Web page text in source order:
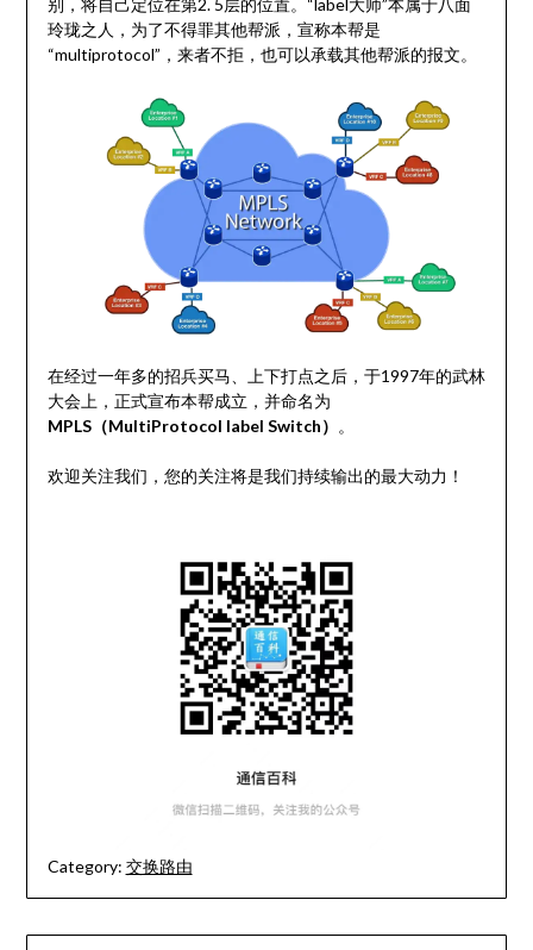
玲珑之人，为了不得罪其他帮派，宣称本帮是
“multiprotocol”，来者不拒，也可以承载其他帮派的报文。
在经过一年多的招兵买马、上下打点之后，于1997年的武林
大会上，正式宣布本帮成立，并命名为
MPLS（MultiProtocol label Switch） 。
欢迎关注我们，您的关注将是我们持续输出的最大动力！
Category: 交换路由